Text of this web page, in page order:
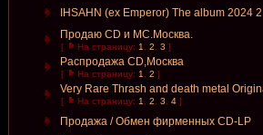
IHSAHN (ex Emperor) The album 2024
Продаю CD и MC.Москва.
[ На страницу: 1 2 3 ]
Распродажа CD,Москва
[ На страницу: 1 2 ]
Very Rare Thrash and death metal
[ На страницу: 1 2 3 4 ]
Продажа / Обмен фирменных CD-LP